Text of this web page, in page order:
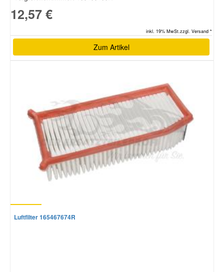
12,57 €
inkl. 19% MwSt.zzgl. Versand *
Zum Artikel
Luftfilter 165467674R